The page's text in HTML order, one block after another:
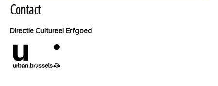
Contact
Directie Cultureel Erfgoed